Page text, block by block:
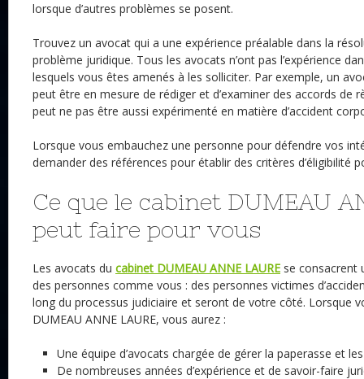
lorsque d’autres problèmes se posent.
Trouvez un avocat qui a une expérience préalable dans la
problème juridique. Tous les avocats n’ont pas l’expérience
lesquels vous êtes amenés à les solliciter. Par exemple, un
peut être en mesure de rédiger et d’examiner des accords de
peut ne pas être aussi expérimenté en matière d’accident
Lorsque vous embauchez une personne pour défendre vos
demander des références pour établir des critères d’éligibilité
Ce que le cabinet DUMEAU
peut faire pour vous
Les avocats du cabinet DUMEAU ANNE LAURE se consacrent
des personnes comme vous : des personnes victimes
long du processus judiciaire et seront de votre côté. Lorsque
DUMEAU ANNE LAURE, vous aurez :
Une équipe d’avocats chargée de gérer la paperasse et
De nombreuses années d’expérience et de savoir-faire